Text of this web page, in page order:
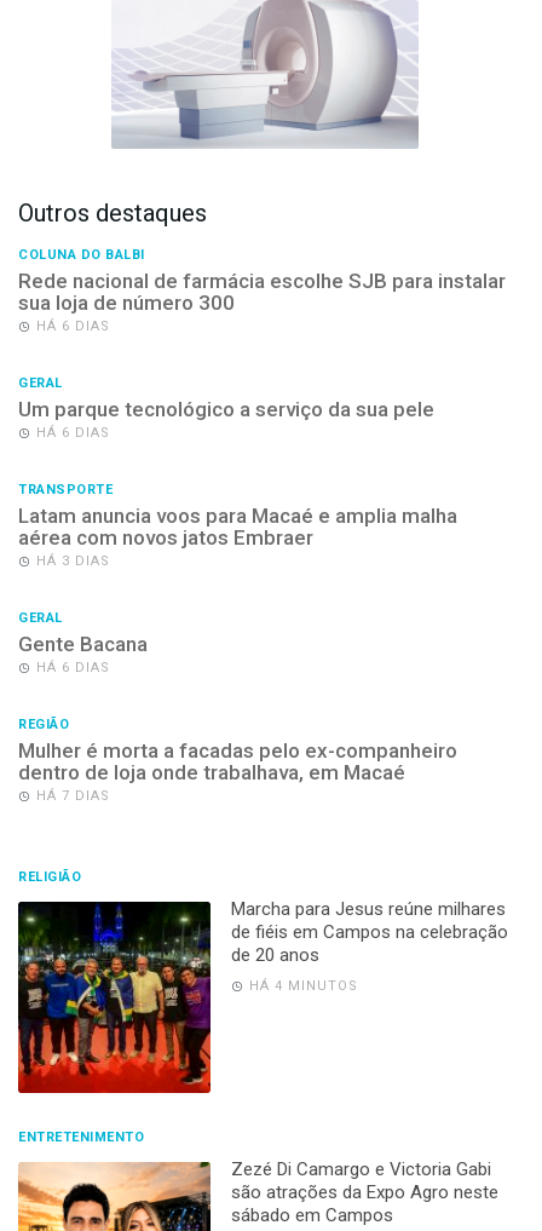
Outros destaques
COLUNA DO BALBI
Rede nacional de farmácia escolhe SJB para instalar
sua loja de número 300
HÁ 6 DIAS
GERAL
Um parque tecnológico a serviço da sua pele
HÁ 6 DIAS
TRANSPORTE
Latam anuncia voos para Macaé e amplia malha
aérea com novos jatos Embraer
HÁ 3 DIAS
GERAL
Gente Bacana
HÁ 6 DIAS
REGIÃO
Mulher é morta a facadas pelo ex-companheiro
dentro de loja onde trabalhava, em Macaé
HÁ 7 DIAS
RELIGIÃO
Marcha para Jesus reúne milhares
de fiéis em Campos na celebração
de 20 anos
HÁ 4 MINUTOS
ENTRETENIMENTO
Zezé Di Camargo e Victoria Gabi
são atrações da Expo Agro neste
sábado em Campos